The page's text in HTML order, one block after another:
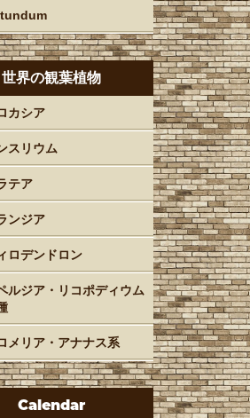
世界の観葉植物
カシア
スリウム
テア
ンジア
ロデンドロン
ルジア・リコポディウム
メリア・アナナス系
Calendar